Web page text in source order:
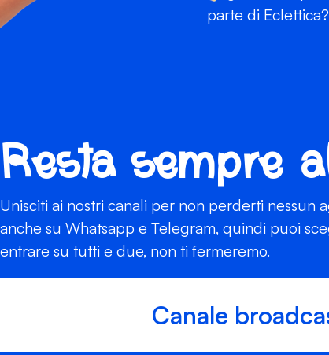
parte di Eclettica?
Resta sempre
Unisciti ai nostri canali per non perderti nessun
anche su Whatsapp e Telegram, quindi puoi
entrare su tutti e due, non ti fermeremo.
Canale